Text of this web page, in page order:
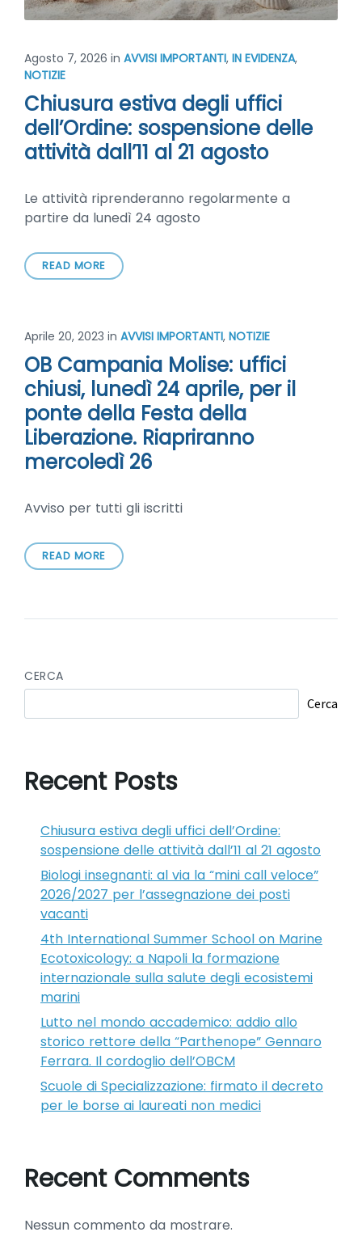
Agosto 7, 2026 in AVVISI IMPORTANTI, IN EVIDENZA,
NOTIZIE
Chiusura estiva degli uffici
dell’Ordine: sospensione delle
attività dall’11 al 21 agosto
Le attività riprenderanno regolarmente a
partire da lunedì 24 agosto
READ MORE
Aprile 20, 2023 in AVVISI IMPORTANTI, NOTIZIE
OB Campania Molise: uffici
chiusi, lunedì 24 aprile, per il
ponte della Festa della
Liberazione. Riapriranno
mercoledì 26
Avviso per tutti gli iscritti
READ MORE
CERCA
Cerca
Recent Posts
Chiusura estiva degli uffici dell’Ordine:
sospensione delle attività dall’11 al 21 agosto
Biologi insegnanti: al via la “mini call veloce”
2026/2027 per l’assegnazione dei posti
vacanti
4th International Summer School on Marine
Ecotoxicology: a Napoli la formazione
internazionale sulla salute degli ecosistemi
marini
Lutto nel mondo accademico: addio allo
storico rettore della “Parthenope” Gennaro
Ferrara. Il cordoglio dell’OBCM
Scuole di Specializzazione: firmato il decreto
per le borse ai laureati non medici
Recent Comments
Nessun commento da mostrare.